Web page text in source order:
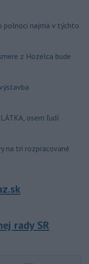
polnoci najmä v týchto
z Hozelca bude
osem ľudí
na tri rozpracované
rady SR